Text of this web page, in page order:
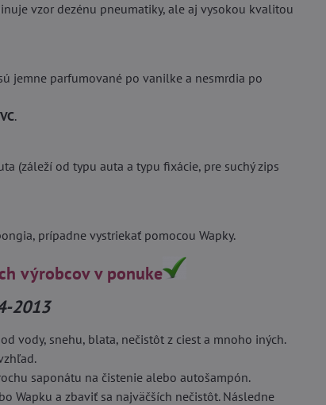
vzor dezénu pneumatiky, ale aj vysokou kvalitou
jemne parfumované po vanilke a nesmrdia po
.
(záleží od typu auta a typu fixácie, pre suchý zips
prípadne vystriekať pomocou Wapky.
výrobcov v ponuke
2013
vody, snehu, blata, nečistôt z ciest a mnoho iných.
saponátu na čistenie alebo autošampón.
Wapku a zbaviť sa najväčších nečistôt. Následne